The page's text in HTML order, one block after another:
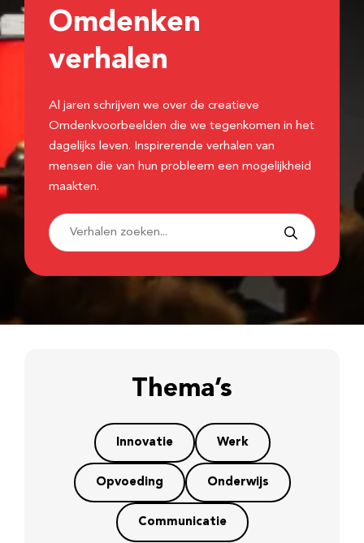
Omdenken
verhalen
Al jaren schrijven we over de creatieve
Omdenkvoorbeelden die we tegenkomen in het
dagelijks leven. Inspirerende verhalen van
mensen die van hun probleem een mogelijkheid
maakten.
Thema’s
Innovatie Werk
Opvoeding Onderwijs
Communicatie